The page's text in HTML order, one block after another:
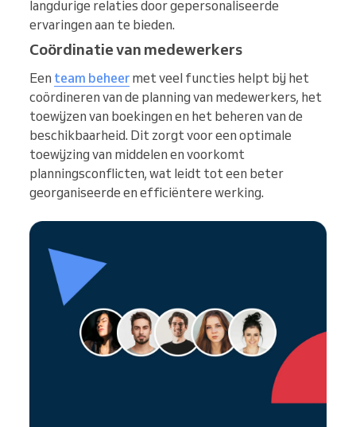
langdurige relaties door gepersonaliseerde
ervaringen aan te bieden.
Coördinatie van medewerkers
Een team beheer met veel functies helpt bij het
coördineren van de planning van medewerkers, het
toewijzen van boekingen en het beheren van de
beschikbaarheid. Dit zorgt voor een optimale
toewijzing van middelen en voorkomt
planningsconflicten, wat leidt tot een beter
georganiseerde en efficiëntere werking.